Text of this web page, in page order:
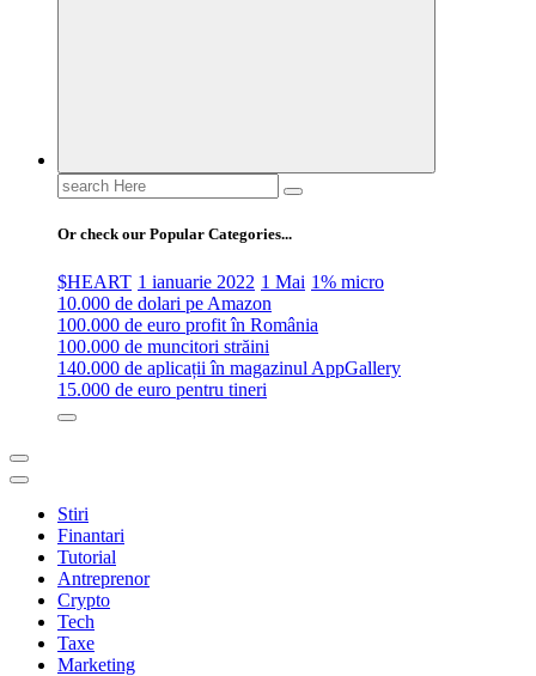
Search
for:
Or check our Popular Categories...
$HEART 1 ianuarie 2022 1 Mai 1% micro
10.000 de dolari pe Amazon
100.000 de euro profit în România
100.000 de muncitori străini
140.000 de aplicații în magazinul AppGallery
15.000 de euro pentru tineri
Stiri
Finantari
Tutorial
Antreprenor
Crypto
Tech
Taxe
Marketing